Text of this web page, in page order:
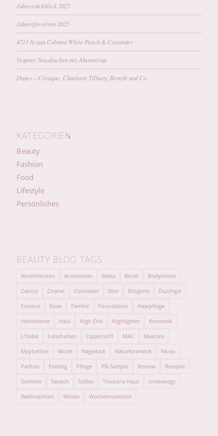
Jahresrückblick 2025
Jahresfavoriten 2025
4711 Acqua Colonia White Peach & Coriander
Veganer Nusskuchen mit Ahornsirup
Dupes – Clinique, Charlotte Tilbury, Benefit und Co.
KATEGORIEN
Beauty
Fashion
Food
Lifestyle
Persönliches
BEAUTY BLOG TAGS
Abschminken Accessoires Balea Blush Bodylotion
Catrice Chanel Concealer Dior Drogerie Duschgel
Essence Essie Familie Foundation Haarpflege
Handcreme Haul High End Highlighter Kosmetik
L'Oréal Lidschatten Lippenstift MAC Mascara
Maybelline Mode Nagellack Naturkosmetik Nivea
Parfum Peeling Pflege PR-Sample Review Rezepte
Sommer Swatch Süßes Trockene Haut Unterwegs
Weihnachten Winter Wochenrückblick